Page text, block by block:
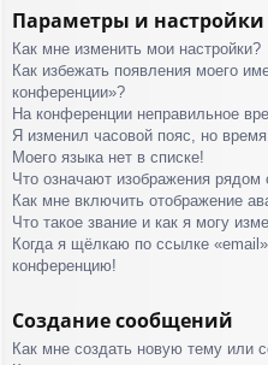
Параметры и настройки
Как мне изменить мои настройки?
Как избежать появления моего
конференции»?
На конференции неправильное
Я изменил часовой пояс, но
Моего языка нет в списке!
Что означают изображения
Как мне включить отображение
Что такое звание и как я могу
Когда я щёлкаю по ссылке
конференцию!
Создание сообщений
Как мне создать новую тему или